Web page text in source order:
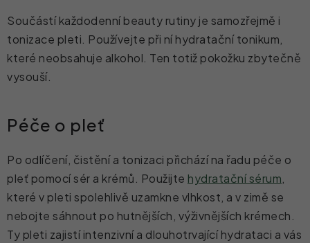
Součástí každodenní beauty rutiny je samozřejmě i
tonizace pleti. Používejte při ní hydratační tonikum,
které neobsahuje alkohol. Ten totiž pokožku zbytečně
vysouší.
Péče o pleť
Po odlíčení, čistění a tonizaci přichází na řadu péče o
pleť pomocí sér a krémů. Použijte hydratační sérum
které v pleti spolehlivě uzamkne vlhkost, a v zimě se
nebojte sáhnout po hutnějších, výživnějších krémech.
Ty pleti zajistí intenzivní a dlouhotrvající hydrataci a vás